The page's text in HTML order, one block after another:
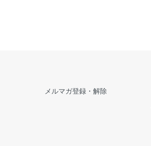
メルマガ登録・解除